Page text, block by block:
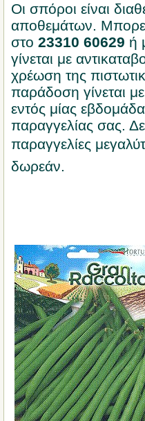
Οι σπόροι είναι
αποθεμάτων.
στο 23310 60629 ή
γίνεται με
χρέωση της
παράδοση γίνεται
εντός μίας
παραγγελίας σας.
παραγγελίες
δωρεάν.